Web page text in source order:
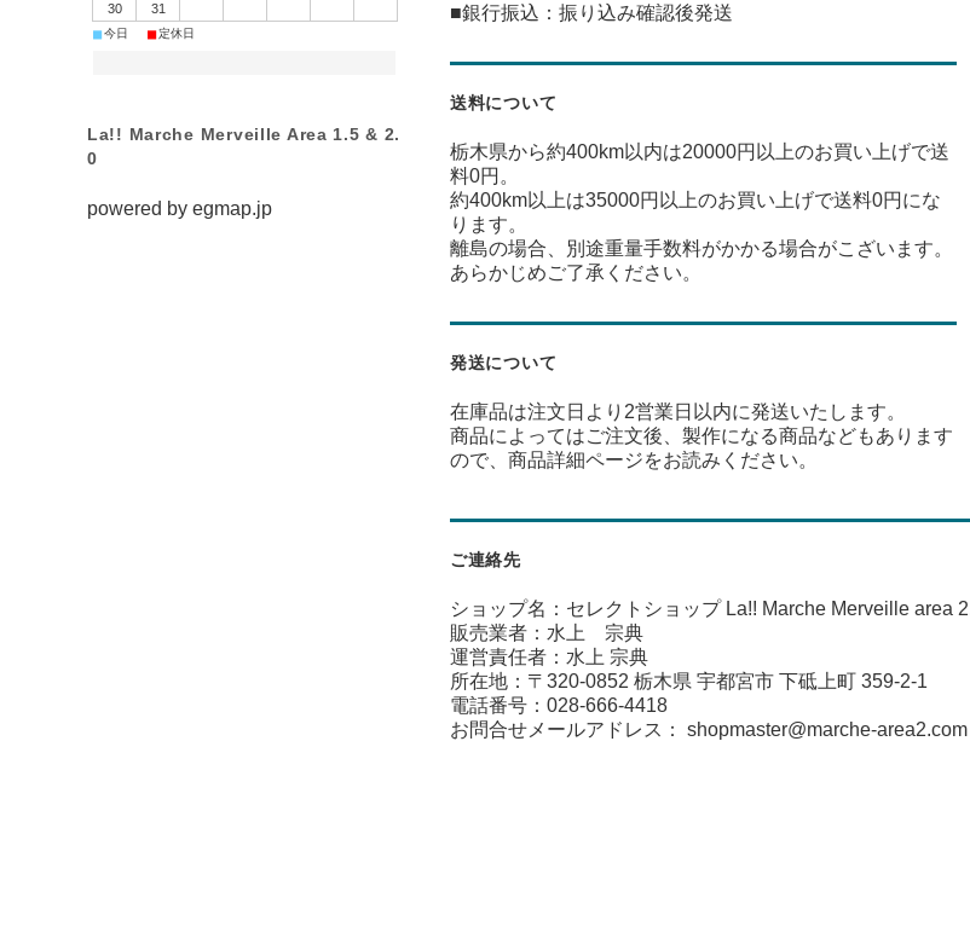
■銀行振込：振り込み確認後発送
送料について
栃木県から約400km以内は20000円以上のお買い上げで送
料0円。
約400km以上は35000円以上のお買い上げで送料0円にな
ります。
離島の場合、別途重量手数料がかかる場合がこざいます。
あらかじめご了承ください。
発送について
在庫品は注文日より2営業日以内に発送いたします。
商品によってはご注文後、製作になる商品などもあります
ので、商品詳細ページをお読みください。
ご連絡先
ショップ名：セレクトショップ La!! Marche Merveille area
販売業者：水上 宗典
運営責任者：水上 宗典
所在地：〒320-0852 栃木県 宇都宮市 下砥上町 359-2-1
電話番号： 028-666-4418
お問合せメールアドレス： shopmaster@marche-area2.com
30
31
■今日 ■定休日
La!! Marche Merveille Area 1.5 & 2.
0
powered by egmap.jp